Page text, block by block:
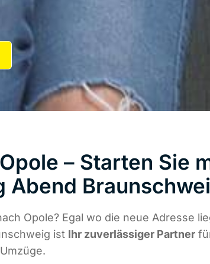
– Starten Sie
Abend
Opole? Egal wo die neue Adresse
ist Ihr zuverlässiger Partner